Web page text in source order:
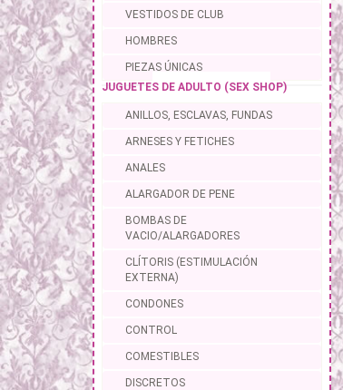
VESTIDOS DE CLUB
HOMBRES
PIEZAS ÚNICAS
JUGUETES DE ADULTO (SEX SHOP)
ANILLOS, ESCLAVAS, FUNDAS
ARNESES Y FETICHES
ANALES
ALARGADOR DE PENE
BOMBAS DE
VACIO/ALARGADORES
CLÍTORIS (ESTIMULACIÓN
EXTERNA)
CONDONES
CONTROL
COMESTIBLES
DISCRETOS